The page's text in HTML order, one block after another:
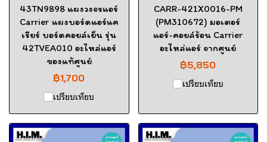
43TN9898 แผงวงจรแอร์
Carrier แผงบอร์ดแอร์แค
เรียร์ บอร์ดคอยล์เย็น รุ่น
42TVEA010 อะไหล่แอร์
ของแท้ศูนย์
฿1,700
เปรียบเทียบ
CARR-421X0016-PM
(PM310672) มอเตอร์
แอร์-คอยล์ร้อน Carrier
อะไหล่แอร์ จากศูนย์
฿5,850
เปรียบเทียบ